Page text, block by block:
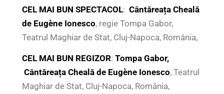
CEL MAI BUN SPECTACOL: Cântăreața Cheală
de Eugène Ionesco, regie Tompa Gabor,
Teatrul Maghiar de Stat, Cluj-Napoca, România,
CEL MAI BUN REGIZOR: Tompa Gabor,
Cântăreața Cheală de Eugène Ionesco, Teatrul
Maghiar de Stat, Cluj-Napoca, România,